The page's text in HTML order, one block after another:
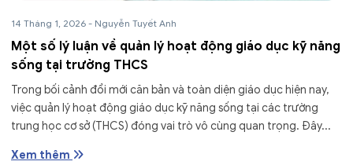
14 Tháng 1, 2026 - Nguyễn Tuyết Anh
Một số lý luận về quản lý hoạt động giáo dục kỹ năng
sống tại trường THCS
Trong bối cảnh đổi mới căn bản và toàn diện giáo dục hiện nay,
việc quản lý hoạt động giáo dục kỹ năng sống tại các trường
trung học cơ sở (THCS) đóng vai trò vô cùng quan trọng. Đây...
Xem thêm